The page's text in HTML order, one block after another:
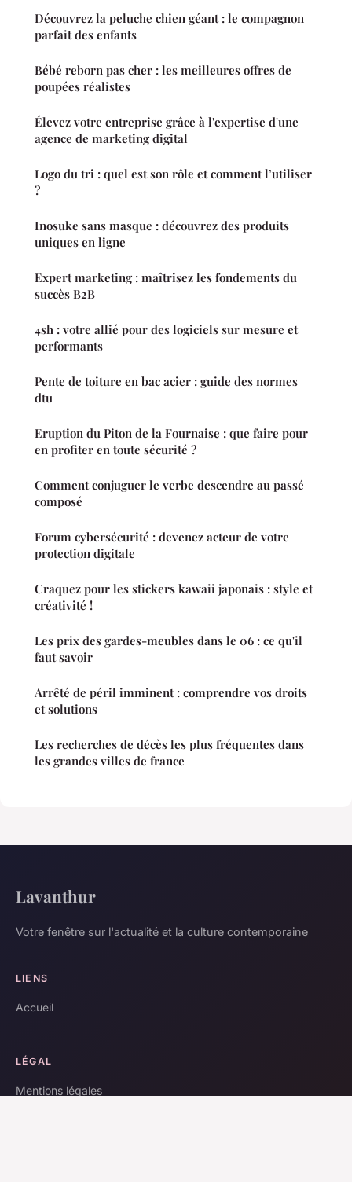
Découvrez la peluche chien géant : le compagnon
parfait des enfants
Bébé reborn pas cher : les meilleures offres de
poupées réalistes
Élevez votre entreprise grâce à l'expertise d'une
agence de marketing digital
Logo du tri : quel est son rôle et comment l’utiliser
?
Inosuke sans masque : découvrez des produits
uniques en ligne
Expert marketing : maîtrisez les fondements du
succès B2B
4sh : votre allié pour des logiciels sur mesure et
performants
Pente de toiture en bac acier : guide des normes
dtu
Eruption du Piton de la Fournaise : que faire pour
en profiter en toute sécurité ?
Comment conjuguer le verbe descendre au passé
composé
Forum cybersécurité : devenez acteur de votre
protection digitale
Craquez pour les stickers kawaii japonais : style et
créativité !
Les prix des gardes-meubles dans le 06 : ce qu'il
faut savoir
Arrêté de péril imminent : comprendre vos droits
et solutions
Les recherches de décès les plus fréquentes dans
les grandes villes de france
Lavanthur
Votre fenêtre sur l'actualité et la culture contemporaine
LIENS
Accueil
LÉGAL
Mentions légales